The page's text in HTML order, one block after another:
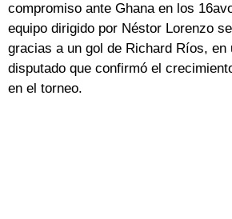
compromiso ante Ghana en los
equipo dirigido por Néstor Lorenzo
gracias a un gol de Richard Ríos, en
disputado que confirmó el
en el torneo.